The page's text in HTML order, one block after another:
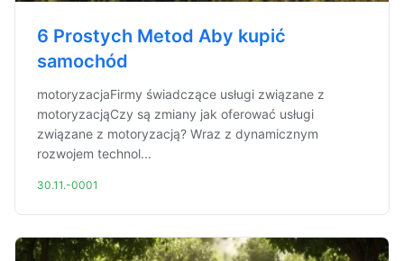
6 Prostych Metod Aby kupić
samochód
motoryzacjaFirmy świadczące usługi związane z
motoryzacjąCzy są zmiany jak oferować usługi
związane z motoryzacją? Wraz z dynamicznym
rozwojem technol...
30.11.-0001